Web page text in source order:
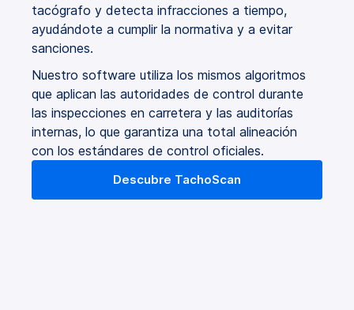
tacógrafo y detecta infracciones a tiempo,
ayudándote a cumplir la normativa y a evitar
sanciones.
Nuestro software utiliza los mismos algoritmos
que aplican las autoridades de control durante
las inspecciones en carretera y las auditorías
internas, lo que garantiza una total alineación
con los estándares de control oficiales.
Descubre TachoScan